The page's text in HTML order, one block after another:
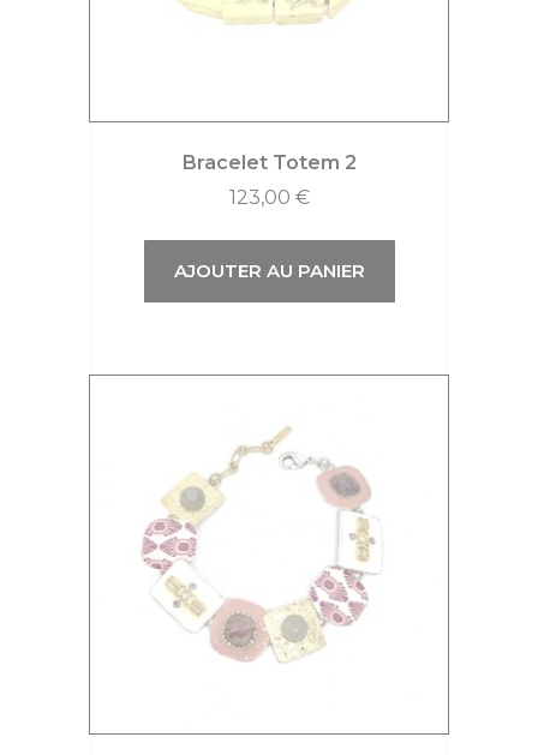
Bracelet Totem 2
123,00 €
AJOUTER AU PANIER